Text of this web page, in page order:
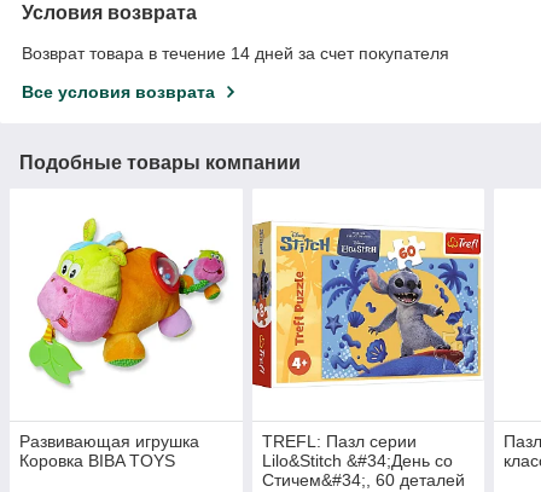
Условия возврата
Возврат товара в течение 14 дней за счет покупателя
Все условия возврата
Подобные товары компании
Развивающая игрушка
Коровка BIBA TOYS
TREFL: Пазл серии
Lilo&Stitch &#34;День со
Стичем&#34;, 60 деталей